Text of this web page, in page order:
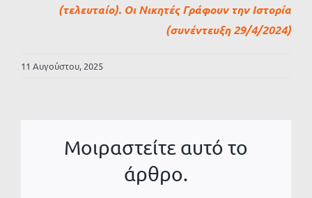
(τελευταίο). Οι Νικητές Γράφουν την Ιστορία
(συνέντευξη 29/4/2024)
11 Αυγούστου, 2025
Μοιραστείτε αυτό το
άρθρο.